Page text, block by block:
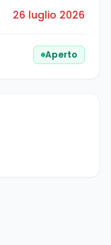
26 luglio 2026
Aperto